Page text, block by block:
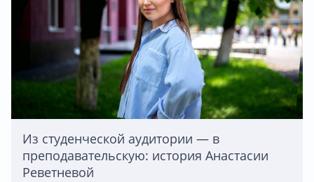
Из студенческой аудитории — в
преподавательскую: история Анастасии
Реветневой